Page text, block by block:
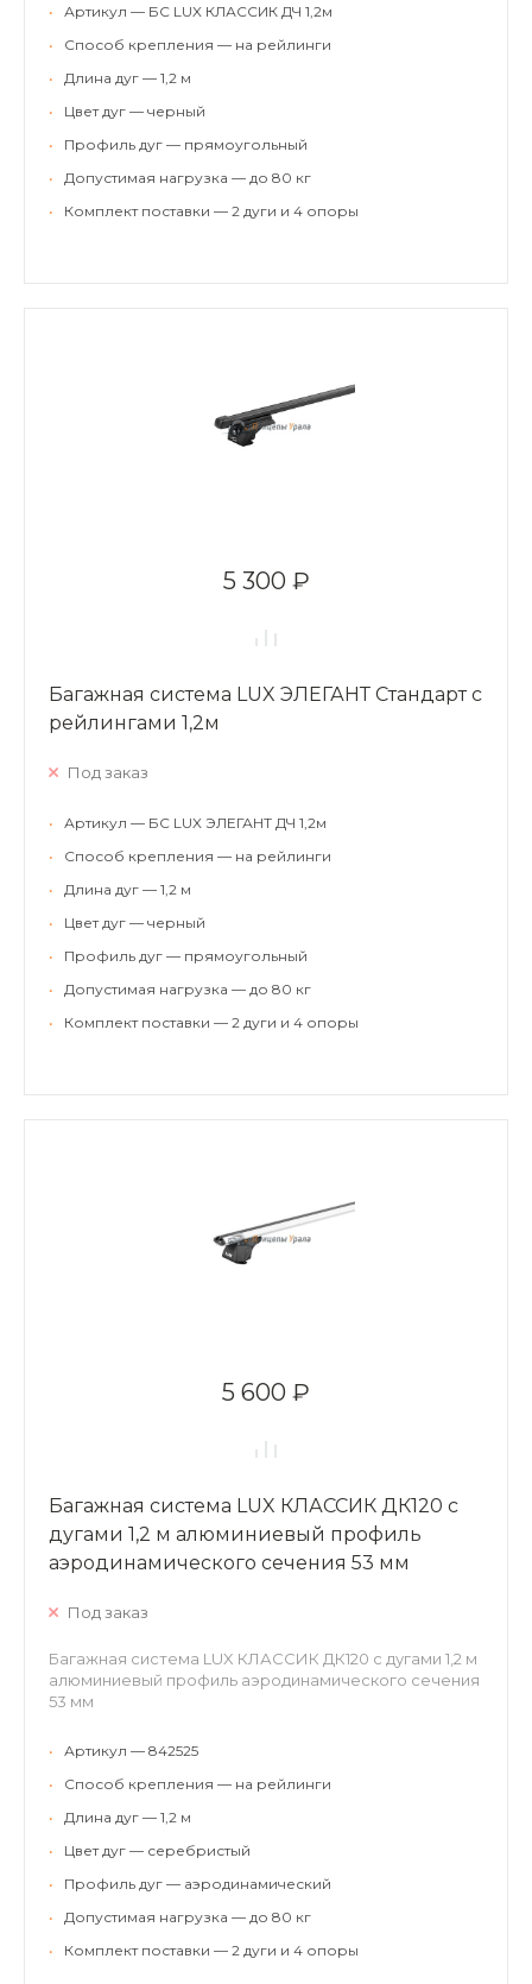
•
Артикул — БС LUX КЛАССИК ДЧ 1,2м
•
Способ крепления — на рейлинги
•
Длина дуг — 1,2 м
•
Цвет дуг — черный
•
Профиль дуг — прямоугольный
•
Допустимая нагрузка — до 80 кг
•
Комплект поставки — 2 дуги и 4 опоры
5 300 ₽
Багажная система LUX ЭЛЕГАНТ Стандарт с
рейлингами 1,2м
Под заказ
•
Артикул — БС LUX ЭЛЕГАНТ ДЧ 1,2м
•
Способ крепления — на рейлинги
•
Длина дуг — 1,2 м
•
Цвет дуг — черный
•
Профиль дуг — прямоугольный
•
Допустимая нагрузка — до 80 кг
•
Комплект поставки — 2 дуги и 4 опоры
5 600 ₽
Багажная система LUX КЛАССИК ДК120 с
дугами 1,2 м алюминиевый профиль
аэродинамического сечения 53 мм
Под заказ
Багажная система LUX КЛАССИК ДК120 с дугами 1,2 м
алюминиевый профиль аэродинамического сечения
53 мм
•
Артикул — 842525
•
Способ крепления — на рейлинги
•
Длина дуг — 1,2 м
•
Цвет дуг — серебристый
•
Профиль дуг — аэродинамический
•
Допустимая нагрузка — до 80 кг
•
Комплект поставки — 2 дуги и 4 опоры